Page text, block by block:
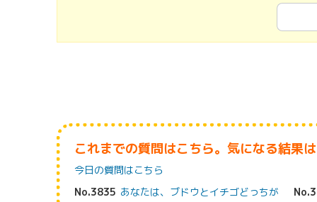
これまでの質問はこちら。気になる結果
今日の質問はこちら
No.3835 あなたは、ブドウとイチゴどっちが